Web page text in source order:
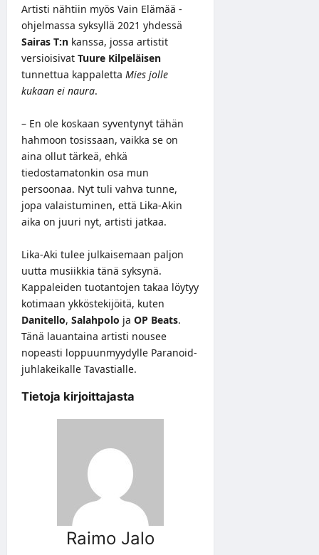
Artisti nähtiin myös Vain Elämää -
ohjelmassa syksyllä 2021 yhdessä
Sairas T:n kanssa, jossa artistit
versioisivat Tuure Kilpeläisen
tunnettua kappaletta Mies jolle
kukaan ei naura.
– En ole koskaan syventynyt tähän
hahmoon tosissaan, vaikka se on
aina ollut tärkeä, ehkä
tiedostamatonkin osa mun
persoonaa. Nyt tuli vahva tunne,
jopa valaistuminen, että Lika-Akin
aika on juuri nyt, artisti jatkaa.
Lika-Aki tulee julkaisemaan paljon
uutta musiikkia tänä syksynä.
Kappaleiden tuotantojen takaa löytyy
kotimaan ykköstekijöitä, kuten
Danitello, Salahpolo ja OP Beats.
Tänä lauantaina artisti nousee
nopeasti loppuunmyydylle Paranoid-
juhlakeikalle Tavastialle.
Tietoja kirjoittajasta
Raimo Jalo